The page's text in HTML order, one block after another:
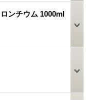
ンチウム 1000ml